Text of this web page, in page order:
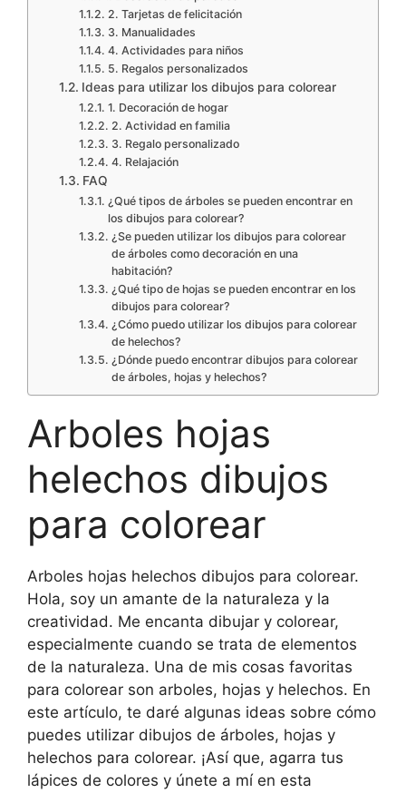
2. Tarjetas de felicitación
3. Manualidades
4. Actividades para niños
5. Regalos personalizados
Ideas para utilizar los dibujos para colorear
1. Decoración de hogar
2. Actividad en familia
3. Regalo personalizado
4. Relajación
FAQ
¿Qué tipos de árboles se pueden encontrar en
los dibujos para colorear?
¿Se pueden utilizar los dibujos para colorear
de árboles como decoración en una
habitación?
¿Qué tipo de hojas se pueden encontrar en los
dibujos para colorear?
¿Cómo puedo utilizar los dibujos para colorear
de helechos?
¿Dónde puedo encontrar dibujos para colorear
de árboles, hojas y helechos?
Arboles hojas
helechos dibujos
para colorear
Arboles hojas helechos dibujos para colorear.
Hola, soy un amante de la naturaleza y la
creatividad. Me encanta dibujar y colorear,
especialmente cuando se trata de elementos
de la naturaleza. Una de mis cosas favoritas
para colorear son arboles, hojas y helechos. En
este artículo, te daré algunas ideas sobre cómo
puedes utilizar dibujos de árboles, hojas y
helechos para colorear. ¡Así que, agarra tus
lápices de colores y únete a mí en esta